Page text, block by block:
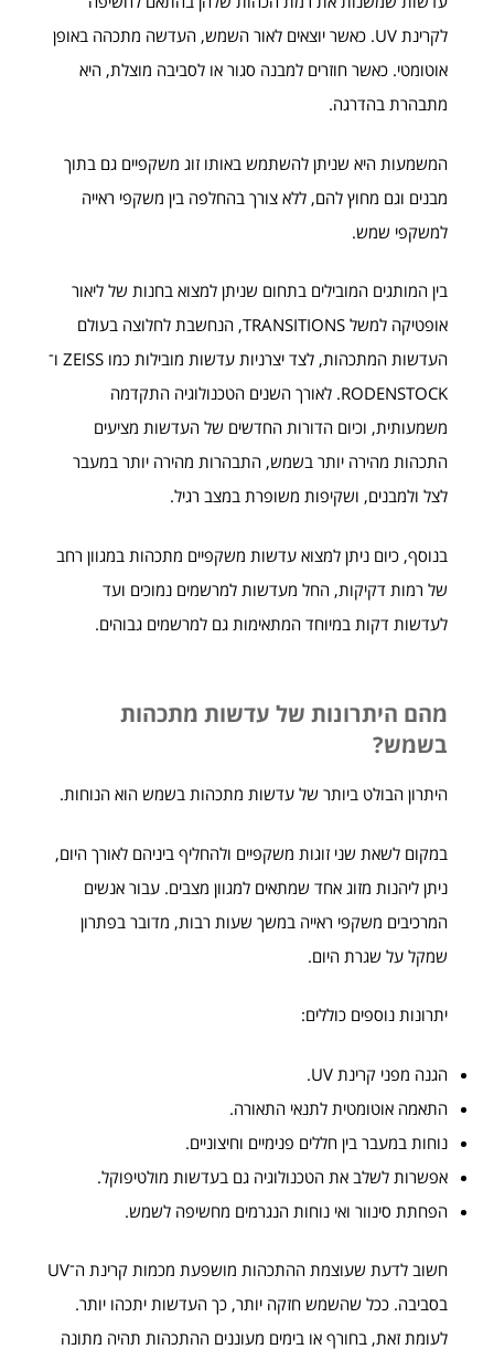
לקרינת UV. כאשר יוצאים לאור השמש, העדשה מתכהה באופן
אוטומטי. כאשר חוזרים למבנה סגור או לסביבה מוצלת, היא
מתבהרת בהדרגה.
המשמעות היא שניתן להשתמש באותו זוג משקפיים גם בתוך
מבנים וגם מחוץ להם, ללא צורך בהחלפה בין משקפי ראייה
למשקפי שמש.
בין המותגים המובילים בתחום שניתן למצוא בחנות של ליאור
אופטיקה למשל TRANSITIONS, הנחשבת לחלוצה בעולם
העדשות המתכהות, לצד יצרניות עדשות מובילות כמו ZEISS ו־
RODENSTOCK. לאורך השנים הטכנולוגיה התקדמה
משמעותית, וכיום הדורות החדשים של העדשות מציעים
התכהות מהירה יותר בשמש, התבהרות מהירה יותר במעבר
לצל ולמבנים, ושקיפות משופרת במצב רגיל.
בנוסף, כיום ניתן למצוא עדשות משקפיים מתכהות במגוון רחב
של רמות דקיקות, החל מעדשות למרשמים נמוכים ועד
לעדשות דקות במיוחד המתאימות גם למרשמים גבוהים.
מהם היתרונות של עדשות מתכהות
בשמש?
היתרון הבולט ביותר של עדשות מתכהות בשמש הוא הנוחות.
במקום לשאת שני זוגות משקפיים ולהחליף ביניהם לאורך היום,
ניתן ליהנות מזוג אחד שמתאים למגוון מצבים. עבור אנשים
המרכיבים משקפי ראייה במשך שעות רבות, מדובר בפתרון
שמקל על שגרת היום.
יתרונות נוספים כוללים:
הגנה מפני קרינת UV.
התאמה אוטומטית לתנאי התאורה.
נוחות במעבר בין חללים פנימיים וחיצוניים.
אפשרות לשלב את הטכנולוגיה גם בעדשות מולטיפוקל.
הפחתת סינוור ואי נוחות הנגרמים מחשיפה לשמש.
חשוב לדעת שעוצמת ההתכהות מושפעת מכמות קרינת ה־UV
בסביבה. ככל שהשמש חזקה יותר, כך העדשות יתכהו יותר.
לעומת זאת, בחורף או בימים מעוננים ההתכהות תהיה מתונה